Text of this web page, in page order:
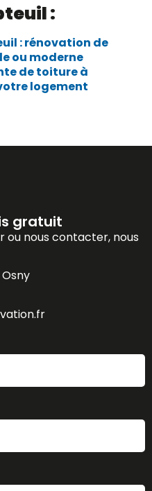
:
: rénovation de
ou moderne
de toiture à
logement
gratuit
ou nous contacter, nous